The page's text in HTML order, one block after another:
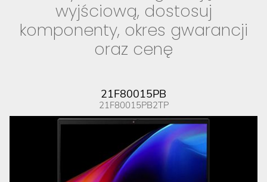
wyjściową, dostosuj
komponenty, okres gwarancji
oraz cenę
21F80015PB
21F80015PB2TP